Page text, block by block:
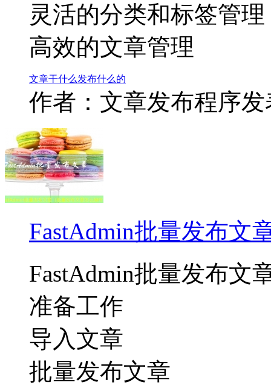
灵活的分类和标签管理
高效的文章管理
文章干什么发布什么的
作者：文章发布程序发
FastAdmin批量发布文
FastAdmin批量发布文
准备工作
导入文章
批量发布文章